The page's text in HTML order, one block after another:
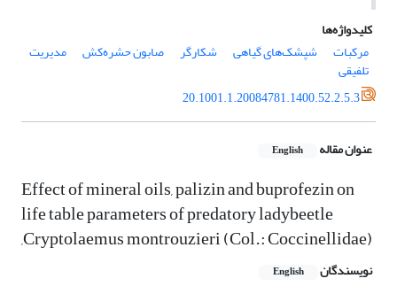
کلیدواژه‌ها
مرکبات
شپشک‌های گیاهی شکارگر صابون حشره‌کش مدیریت
تلفیقی
20.1001.1.20084781.1400.52.2.5.3
عنوان مقاله English
Effect of mineral oils, palizin and buprofezin on
life table parameters of predatory ladybeetle
,Cryptolaemus montrouzieri (Col.: Coccinellidae)
نویسندگان English